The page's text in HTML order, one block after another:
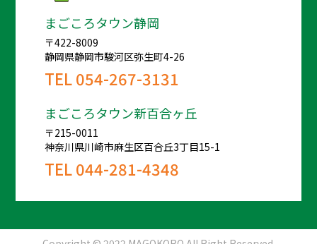
まごころタウン静岡
〒422-8009
静岡県静岡市駿河区弥生町4-26
TEL054-267-3131
まごころタウン新百合ヶ丘
〒215-0011
神奈川県川崎市麻生区百合丘3丁目15-1
TEL044-281-4348